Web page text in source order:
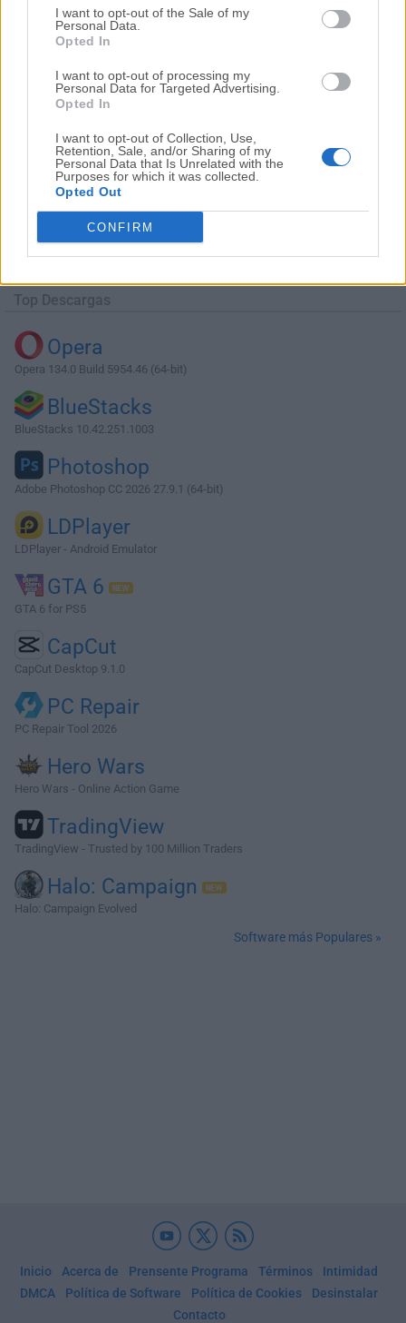
I want to opt-out of the Sale of my
Personal Data.
Opted In
I want to opt-out of processing my
Personal Data for Targeted Advertising.
Opted In
I want to opt-out of Collection, Use,
Retention, Sale, and/or Sharing of my
Personal Data that Is Unrelated with the
Purposes for which it was collected.
Opted Out
CONFIRM
Descargar MongoDB Compass 1.29.0
Top Descargas
Opera
Opera 134.0 Build 5954.46 (64-bit)
BlueStacks
BlueStacks 10.42.251.1003
Photoshop
Adobe Photoshop CC 2026 27.9.1 (64-bit)
LDPlayer
LDPlayer - Android Emulator
GTA 6
GTA 6 for PS5
CapCut
CapCut Desktop 9.1.0
PC Repair
PC Repair Tool 2026
Hero Wars
Hero Wars - Online Action Game
TradingView
TradingView - Trusted by 100 Million Traders
Halo: Campaign
Halo: Campaign Evolved
Software más Populares »
Inicio Acerca de Prensente Programa Términos
Intimidad
DMCA
Política de Software Política de Cookies
Desinstalar
Contacto